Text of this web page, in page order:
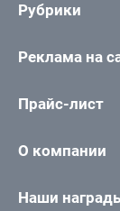
Рубрики
Реклама на
Прайс-лист
О компании
Наши